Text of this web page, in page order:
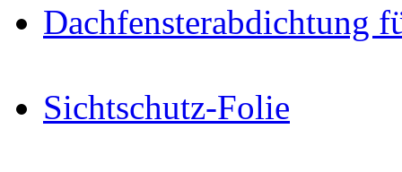
Dachfensterabdichtung
Sichtschutz-Folie